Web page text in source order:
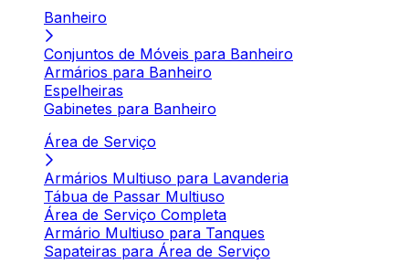
Banheiro
Conjuntos de Móveis para Banheiro
Armários para Banheiro
Espelheiras
Gabinetes para Banheiro
Área de Serviço
Armários Multiuso para Lavanderia
Tábua de Passar Multiuso
Área de Serviço Completa
Armário Multiuso para Tanques
Sapateiras para Área de Serviço